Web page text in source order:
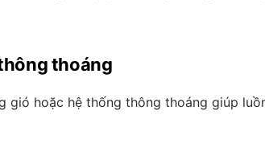
thoáng
gió hoặc hệ thống thông thoáng giúp